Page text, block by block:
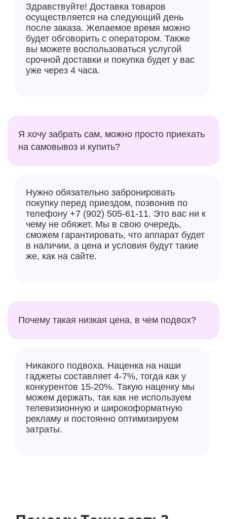
Здравствуйте! Доставка товаров
осуществляется на следующий день
после заказа. Желаемое время можно
будет обговорить с оператором. Также
вы можете воспользоваться услугой
срочной доставки и покупка будет у вас
уже через 4 часа.
Я хочу забрать сам, можно просто приехать
на самовывоз и купить?
Нужно обязательно забронировать
покупку перед приездом, позвонив по
телефону +7 (902) 505-61-11. Это вас ни к
чему не обяжет. Мы в свою очередь,
сможем гарантировать, что аппарат будет
в наличии, а цена и условия будут такие
же, как на сайте.
Почему такая низкая цена, в чем подвох?
Никакого подвоха. Наценка на наши
гаджеты составляет 4-7%, тогда как у
конкурентов 15-20%. Такую наценку мы
можем держать, так как не используем
телевизионную и широкоформатную
рекламу и постоянно оптимизируем
затраты.